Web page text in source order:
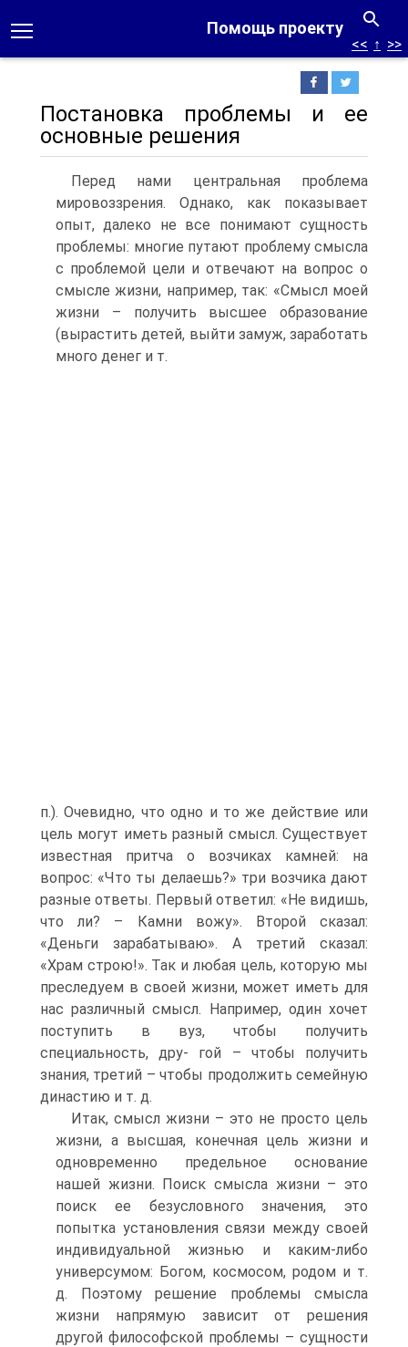
Помощь проекту
<< ↑ >>
Постановка проблемы и ее
основные решения
Перед нами центральная проблема
мировоззрения. Однако, как показывает
опыт, далеко не все понимают сущность
проблемы: многие путают проблему смысла
с проблемой цели и отвечают на вопрос о
смысле жизни, например, так: «Смысл моей
жизни – получить высшее образование
(вырастить детей, выйти замуж, заработать
много денег и т.
п.). Очевидно, что одно и то же действие или
цель могут иметь разный смысл. Существует
известная притча о возчиках камней: на
вопрос: «Что ты делаешь?» три возчика дают
разные ответы. Первый ответил: «Не видишь,
что ли? – Камни вожу». Второй сказал:
«Деньги зарабатываю». А третий сказал:
«Храм строю!». Так и любая цель, которую мы
преследуем в своей жизни, может иметь для
нас различный смысл. Например, один хочет
поступить в вуз, чтобы получить
специальность, дру- гой – чтобы получить
знания, третий – чтобы продолжить семейную
династию и т. д.
Итак, смысл жизни – это не просто цель
жизни, а высшая, конечная цель жизни и
одновременно предельное основание
нашей жизни. Поиск смысла жизни – это
поиск ее безусловного значения, это
попытка установления связи между своей
индивидуальной жизнью и каким-либо
универсумом: Богом, космосом, родом и т.
д. Поэтому решение проблемы смысла
жизни напрямую зависит от решения
другой философской проблемы – сущности